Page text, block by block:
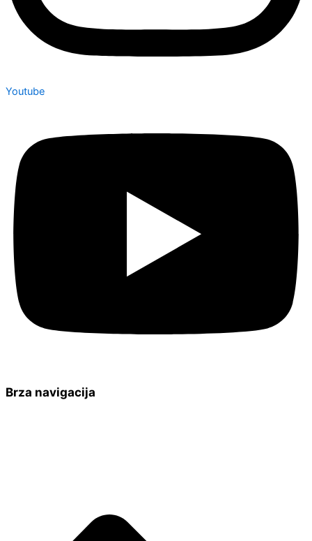
Youtube
Brza navigacija